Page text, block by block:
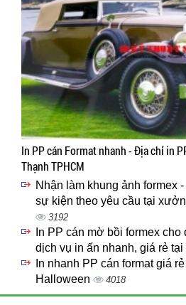
In PP cán Format nhanh - Địa chỉ in
Thạnh TPHCM
Nhận làm khung ảnh formex
sự kiện theo yêu cầu tại
3192
In PP cán mờ bồi formex
dịch vụ in ấn nhanh, giá rẻ tại
In nhanh PP cán format giá
Halloween
4018